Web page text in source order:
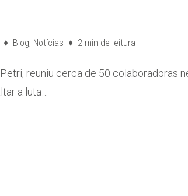
Blog, Notícias 2 min de leitura
reuniu cerca de 50 colaboradoras
a luta…